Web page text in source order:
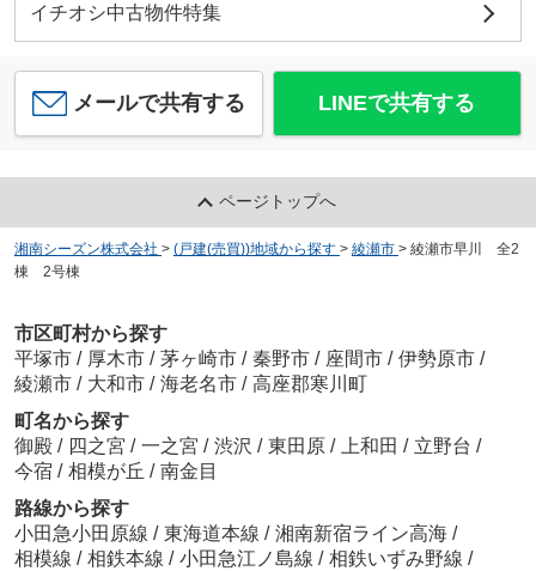
イチオシ中古物件特集
メールで共有する LINEで共有する
ページトップへ
湘南シーズン株式会社 > (戸建(売買))地域から探す > 綾瀬市 > 綾瀬市早川 全2
棟 2号棟
市区町村から探す
平塚市 / 厚木市 / 茅ヶ崎市 / 秦野市 / 座間市 / 伊勢原市 /
綾瀬市 / 大和市 / 海老名市 / 高座郡寒川町
町名から探す
御殿 / 四之宮 / 一之宮 / 渋沢 / 東田原 / 上和田 / 立野台 /
今宿 / 相模が丘 / 南金目
路線から探す
小田急小田原線 / 東海道本線 / 湘南新宿ライン高海 /
相模線 / 相鉄本線 / 小田急江ノ島線 / 相鉄いずみ野線 /